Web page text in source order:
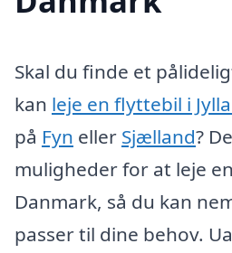
Skal du finde et
kan leje en flyttebil i
på Fyn eller Sjælland?
muligheder for at leje
Danmark, så du kan
passer til dine behov.